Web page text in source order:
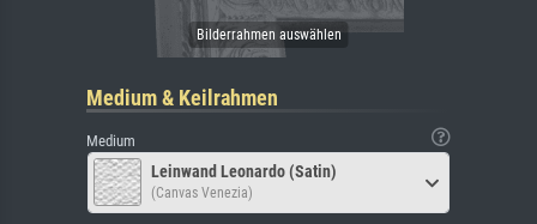
Medium & Keilrahmen
Medium
Leinwand Leonardo (Satin)
(Canvas Venezia)